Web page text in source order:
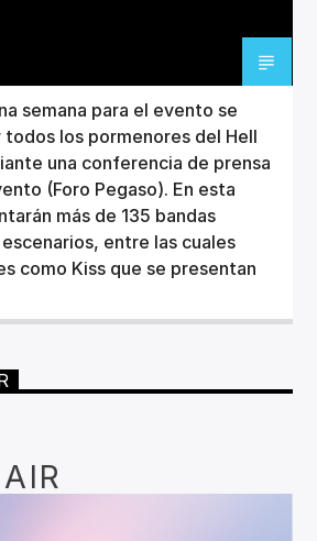
semana para el evento se
los pormenores del Hell
una conferencia de prensa
(Foro Pegaso). En esta
más de 135 bandas
entre las cuales
como Kiss que se presentan